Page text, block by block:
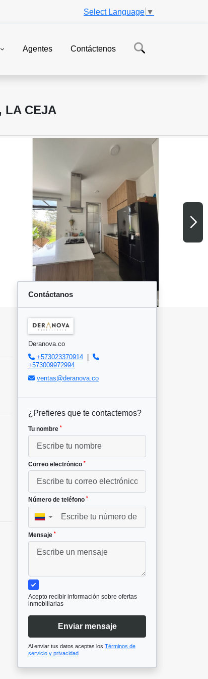
Select Language ▼
Agentes Contáctenos
LA CEJA
Contáctanos
Deranova.co
+573023370914
+573009972994
ventas@deranova.co
¿Prefieres que te contactemos?
Tu nombre *
Correo electrónico *
Número de teléfono *
▼
Mensaje *
Acepto recibir información sobre ofertas
inmobiliarias
Enviar mensaje
Al enviar tus datos aceptas los Términos de
servicio y privacidad